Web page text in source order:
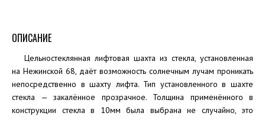
ОПИСАНИЕ
Цельностеклянная лифтовая шахта из стекла, установленная
на Нежинской 68, даёт возможность солнечным лучам проникать
непосредственно в шахту лифта. Тип установленного в шахте
стекла — закалённое прозрачное. Толщина применённого в
конструкции стекла в 10мм была выбрана не случайно, это